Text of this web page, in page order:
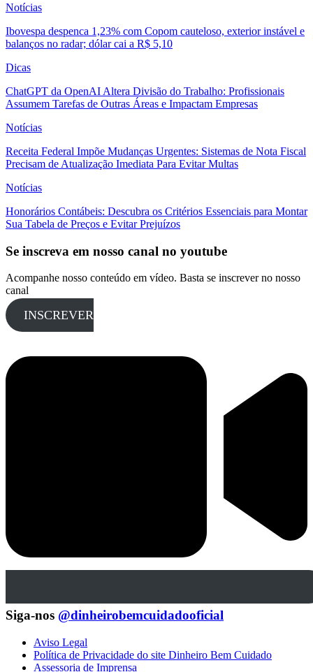
Notícias
Ibovespa despenca 1,23% com Copom cauteloso, exterior instável e
balanços no radar; dólar cai a R$ 5,10
Dicas
ChatGPT da OpenAI Altera Divisão do Trabalho: Profissionais
Assumem Tarefas de Outras Áreas e Impactam Empresas
Notícias
Receita Federal Impõe Mudanças Urgentes: Sistemas de Nota Fiscal
Precisam de Atualização Imediata Para Evitar Multas
Notícias
Honorários Contábeis: Descubra os Critérios Essenciais para Montar
Sua Tabela de Preços e Evitar Prejuízos
Se inscreva em nosso canal no youtube
Acompanhe nosso conteúdo em vídeo. Basta se inscrever no nosso
canal
INSCREVER
Siga-nos @dinheirobemcuidadooficial
Aviso Legal
Política de Privacidade do site Dinheiro Bem Cuidado
Assessoria de Imprensa